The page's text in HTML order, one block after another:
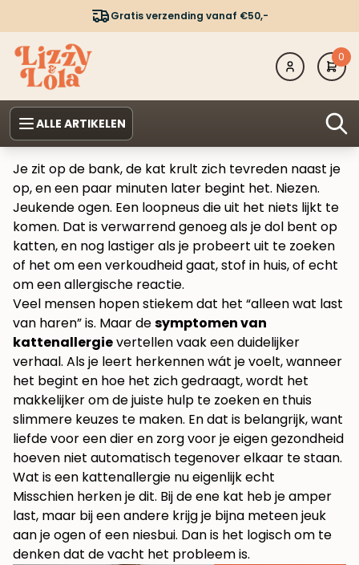
Gratis verzending vanaf €50,-
0
ALLE ARTIKELEN
Je zit op de bank, de kat krult zich tevreden naast je
op, en een paar minuten later begint het. Niezen.
Jeukende ogen. Een loopneus die uit het niets lijkt te
komen. Dat is verwarrend genoeg als je dol bent op
katten, en nog lastiger als je probeert uit te zoeken
of het om een verkoudheid gaat, stof in huis, of echt
om een allergische reactie.
Veel mensen hopen stiekem dat het “alleen wat last
van haren” is. Maar desymptomen van
kattenallergievertellen vaak een duidelijker
verhaal. Als je leert herkennen wát je voelt, wanneer
het begint en hoe het zich gedraagt, wordt het
makkelijker om de juiste hulp te zoeken en thuis
slimmere keuzes te maken. En dat is belangrijk, want
liefde voor een dier en zorg voor je eigen gezondheid
hoeven niet automatisch tegenover elkaar te staan.
Wat is een kattenallergie nu eigenlijk echt
Misschien herken je dit. Bij de ene kat heb je amper
last, maar bij een andere krijg je bijna meteen jeuk
aan je ogen of een niesbui. Dan is het logisch om te
denken dat de vacht het probleem is.